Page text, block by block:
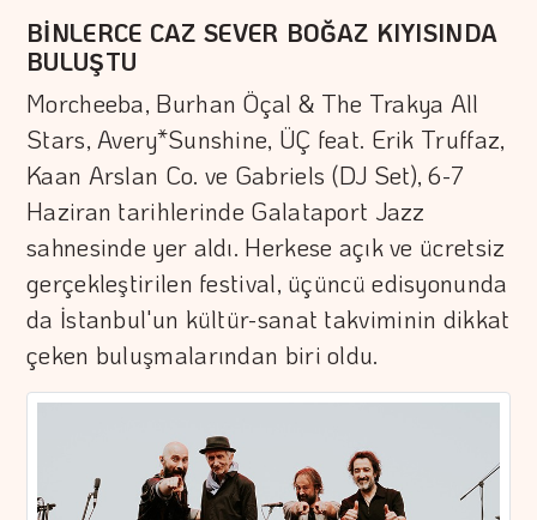
BİNLERCE CAZ SEVER BOĞAZ KIYISINDA
BULUŞTU
Morcheeba, Burhan Öçal & The Trakya All
Stars, Avery*Sunshine, ÜÇ feat. Erik Truffaz,
Kaan Arslan Co. ve Gabriels (DJ Set), 6-7
Haziran tarihlerinde Galataport Jazz
sahnesinde yer aldı. Herkese açık ve ücretsiz
gerçekleştirilen festival, üçüncü edisyonunda
da İstanbul'un kültür-sanat takviminin dikkat
çeken buluşmalarından biri oldu.